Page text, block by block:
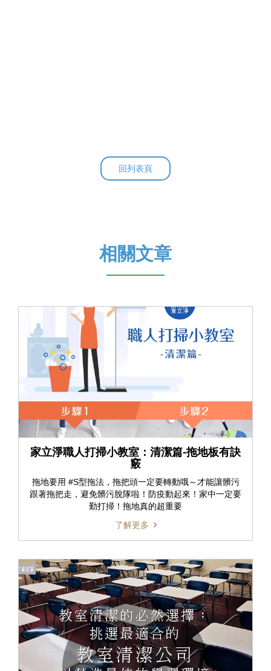
回列表頁
相關文章
家立淨職人打掃小教室：清潔篇-拖地板有訣
竅
拖地要用 #S型拖法，拖把頭一定要轉動哦～才能讓髒污
跟著拖把走，避免髒污脫隊啦！防疫動起來！家中一定要
勤打掃！拖地真的超重要
了解更多